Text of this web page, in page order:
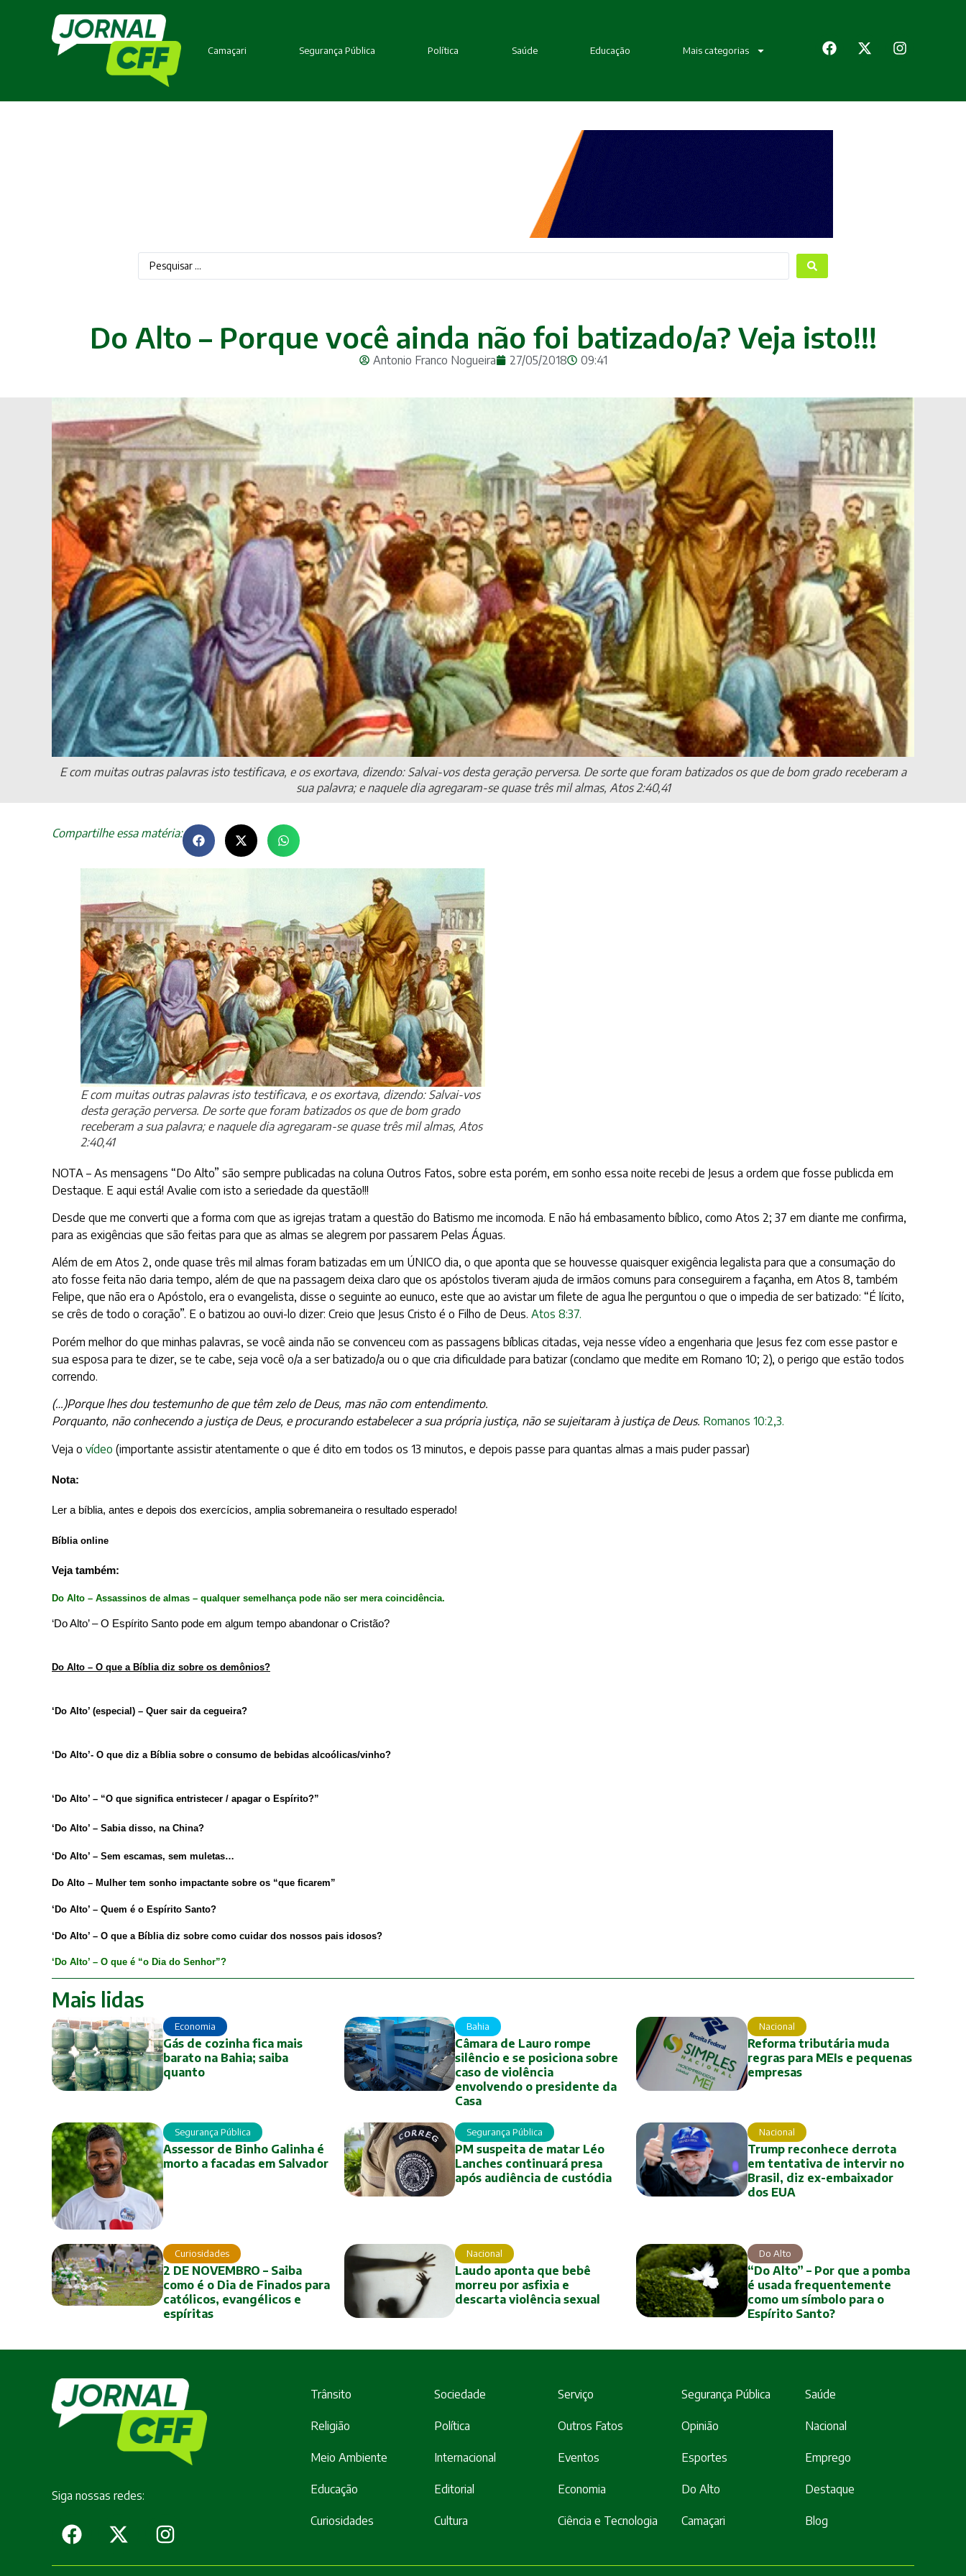
Camaçari Segurança Pública Política Saúde Educação Mais categorias
Do Alto – Porque você ainda não foi batizado/a? Veja isto!!!
Antonio Franco Nogueira 27/05/2018 09:41
E com muitas outras palavras isto testificava, e os exortava, dizendo: Salvai-vos desta geração perversa. De sorte que foram batizados os que de bom grado receberam a
sua palavra; e naquele dia agregaram-se quase três mil almas, Atos 2:40,41
Compartilhe essa matéria:
E com muitas outras palavras isto testificava, e os exortava, dizendo: Salvai-vos
desta geração perversa. De sorte que foram batizados os que de bom grado
receberam a sua palavra; e naquele dia agregaram-se quase três mil almas, Atos
2:40,41
NOTA – As mensagens “Do Alto” são sempre publicadas na coluna Outros Fatos, sobre esta porém, em sonho essa noite recebi de Jesus a ordem que fosse publicda em
Destaque. E aqui está! Avalie com isto a seriedade da questão!!!
Desde que me converti que a forma com que as igrejas tratam a questão do Batismo me incomoda. E não há embasamento bíblico, como Atos 2; 37 em diante me confirma,
para as exigências que são feitas para que as almas se alegrem por passarem Pelas Águas.
Além de em Atos 2, onde quase três mil almas foram batizadas em um ÚNICO dia, o que aponta que se houvesse quaisquer exigência legalista para que a consumação do
ato fosse feita não daria tempo, além de que na passagem deixa claro que os apóstolos tiveram ajuda de irmãos comuns para conseguirem a façanha, em Atos 8, também
Felipe, que não era o Apóstolo, era o evangelista, disse o seguinte ao eunuco, este que ao avistar um filete de agua lhe perguntou o que o impedia de ser batizado: “É lícito,
se crês de todo o coração”. E o batizou ao ouvi-lo dizer: Creio que Jesus Cristo é o Filho de Deus. Atos 8:37.
Porém melhor do que minhas palavras, se você ainda não se convenceu com as passagens bíblicas citadas, veja nesse vídeo a engenharia que Jesus fez com esse pastor e
sua esposa para te dizer, se te cabe, seja você o/a a ser batizado/a ou o que cria dificuldade para batizar (conclamo que medite em Romano 10; 2), o perigo que estão todos
correndo.
(…)Porque lhes dou testemunho de que têm zelo de Deus, mas não com entendimento.
Porquanto, não conhecendo a justiça de Deus, e procurando estabelecer a sua própria justiça, não se sujeitaram à justiça de Deus. Romanos 10:2,3.
Veja o vídeo (importante assistir atentamente o que é dito em todos os 13 minutos, e depois passe para quantas almas a mais puder passar)
Nota:
Ler a bíblia, antes e depois dos exercícios, amplia sobremaneira o resultado esperado!
Bíblia online
Veja também:
Do Alto – Assassinos de almas – qualquer semelhança pode não ser mera coincidência.
‘Do Alto’ – O Espírito Santo pode em algum tempo abandonar o Cristão?
Do Alto – O que a Bíblia diz sobre os demônios?
‘Do Alto’ (especial) – Quer sair da cegueira?
‘Do Alto’- O que diz a Bíblia sobre o consumo de bebidas alcoólicas/vinho?
‘Do Alto’ – “O que significa entristecer / apagar o Espírito?”
‘Do Alto’ – Sabia disso, na China?
‘Do Alto’ – Sem escamas, sem muletas…
Do Alto – Mulher tem sonho impactante sobre os “que ficarem”
‘Do Alto’ – Quem é o Espírito Santo?
‘Do Alto’ – O que a Bíblia diz sobre como cuidar dos nossos pais idosos?
‘Do Alto’ – O que é “o Dia do Senhor”?
Mais lidas
Economia
Gás de cozinha fica mais
barato na Bahia; saiba
quanto
Bahia
Câmara de Lauro rompe
silêncio e se posiciona sobre
caso de violência
envolvendo o presidente da
Casa
Nacional
Reforma tributária muda
regras para MEIs e pequenas
empresas
Segurança Pública
Assessor de Binho Galinha é
morto a facadas em Salvador
Segurança Pública
PM suspeita de matar Léo
Lanches continuará presa
após audiência de custódia
Nacional
Trump reconhece derrota
em tentativa de intervir no
Brasil, diz ex-embaixador
dos EUA
Curiosidades
2 DE NOVEMBRO – Saiba
como é o Dia de Finados para
católicos, evangélicos e
espíritas
Nacional
Laudo aponta que bebê
morreu por asfixia e
descarta violência sexual
Do Alto
“Do Alto” – Por que a pomba
é usada frequentemente
como um símbolo para o
Espírito Santo?
Siga nossas redes:
Trânsito Sociedade Serviço Segurança Pública Saúde
Religião Política Outros Fatos Opinião Nacional
Meio Ambiente Internacional Eventos Esportes Emprego
Educação Editorial Economia Do Alto Destaque
Curiosidades Cultura Ciência e Tecnologia Camaçari Blog